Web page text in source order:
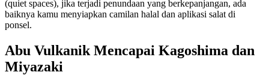
(quiet spaces), jika terjadi penundaan yang berkepanjangan, ada
baiknya kamu menyiapkan camilan halal dan aplikasi salat di
ponsel.
Abu Vulkanik Mencapai Kagoshima dan
Miyazaki